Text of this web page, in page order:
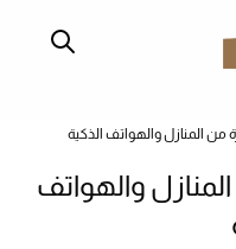
من المنازل والهواتف الذكية
والهواتف